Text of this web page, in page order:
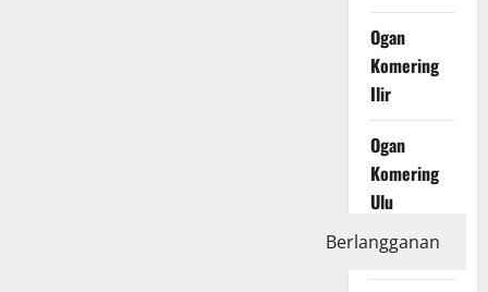
Ogan
Komering
Ilir
Ogan
Komering
Ulu
Olahraga
Berlangganan